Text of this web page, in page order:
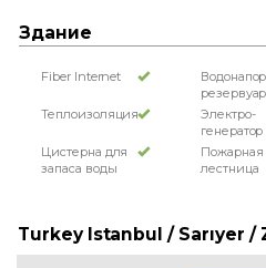
Здание
Fiber Internet
резервуар
Теплоизоляция
Электро-
генератор
Цистерна для
запаса воды
Пожарная
лестница
Turkey Istanbul / Sarıyer /